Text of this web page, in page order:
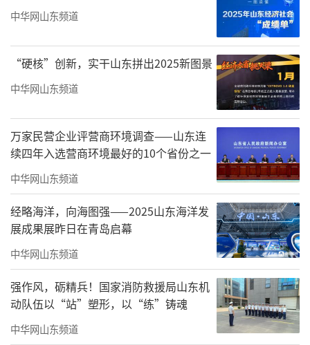
活动现场，工作人员在登记大厅拉起
了“弘扬文明新风，倡导婚事新办”的宣传横
幅，并摆放了移风易俗宣传易拉宝，内容涵盖
抵制恶俗婚闹、反对铺张浪费、倡树文明新风
等文明倡议，营造了浓厚的宣传氛围，吸引了
不少新人驻足观看。
在结婚登记窗口和办事等待区，工作人员
中华网山东频道
“硬核”创新，实干山东拼出2025新图景
中华网山东频道
万家民营企业评营商环境调查——山东连
续四年入选营商环境最好的10个省份之一
中华网山东频道
经略海洋，向海图强——2025山东海洋发
展成果展昨日在青岛启幕
中华网山东频道
强作风，砺精兵！国家消防救援局山东机
动队伍以“站”塑形，以“练”铸魂
中华网山东频道